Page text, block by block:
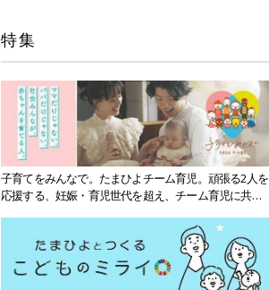
特集
子育てをみんなで。たまひよチーム育児。頑張る2人を
応援する、妊娠・育児世代を超え、チーム育児に共感